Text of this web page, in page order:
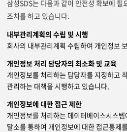
삼성SDS는 다음과 같이 안전성 확보에 필
조치를 하고 있습니다.
내부관리계획의 수립 및 시행
회사의 내부관리계획 수립하여 개인정보
개인정보 처리 담당자의 최소화 및 교육
개인정보를 처리하는 담당자를 지정하고
관리하는 대책을 시행하고 있습니다.
개인정보에 대한 접근 제한
개인정보를 처리하는 데이터베이스시스템
말소를 통하여 개인정보에 대한 접근통제